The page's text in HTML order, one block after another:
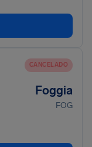
CANCELADO
Foggia
FOG